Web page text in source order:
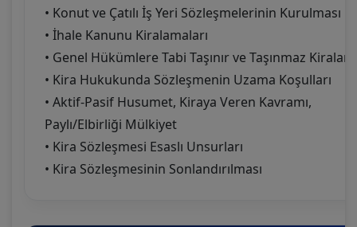
• Konut ve Çatılı İş Yeri Sözleşmelerinin Kurulması
• İhale Kanunu Kiralamaları
• Genel Hükümlere Tabi Taşınır ve Taşınmaz Kiraları
• Kira Hukukunda Sözleşmenin Uzama Koşulları
• Aktif-Pasif Husumet, Kiraya Veren Kavramı,
Paylı/Elbirliği Mülkiyet
• Kira Sözleşmesi Esaslı Unsurları
• Kira Sözleşmesinin Sonlandırılması